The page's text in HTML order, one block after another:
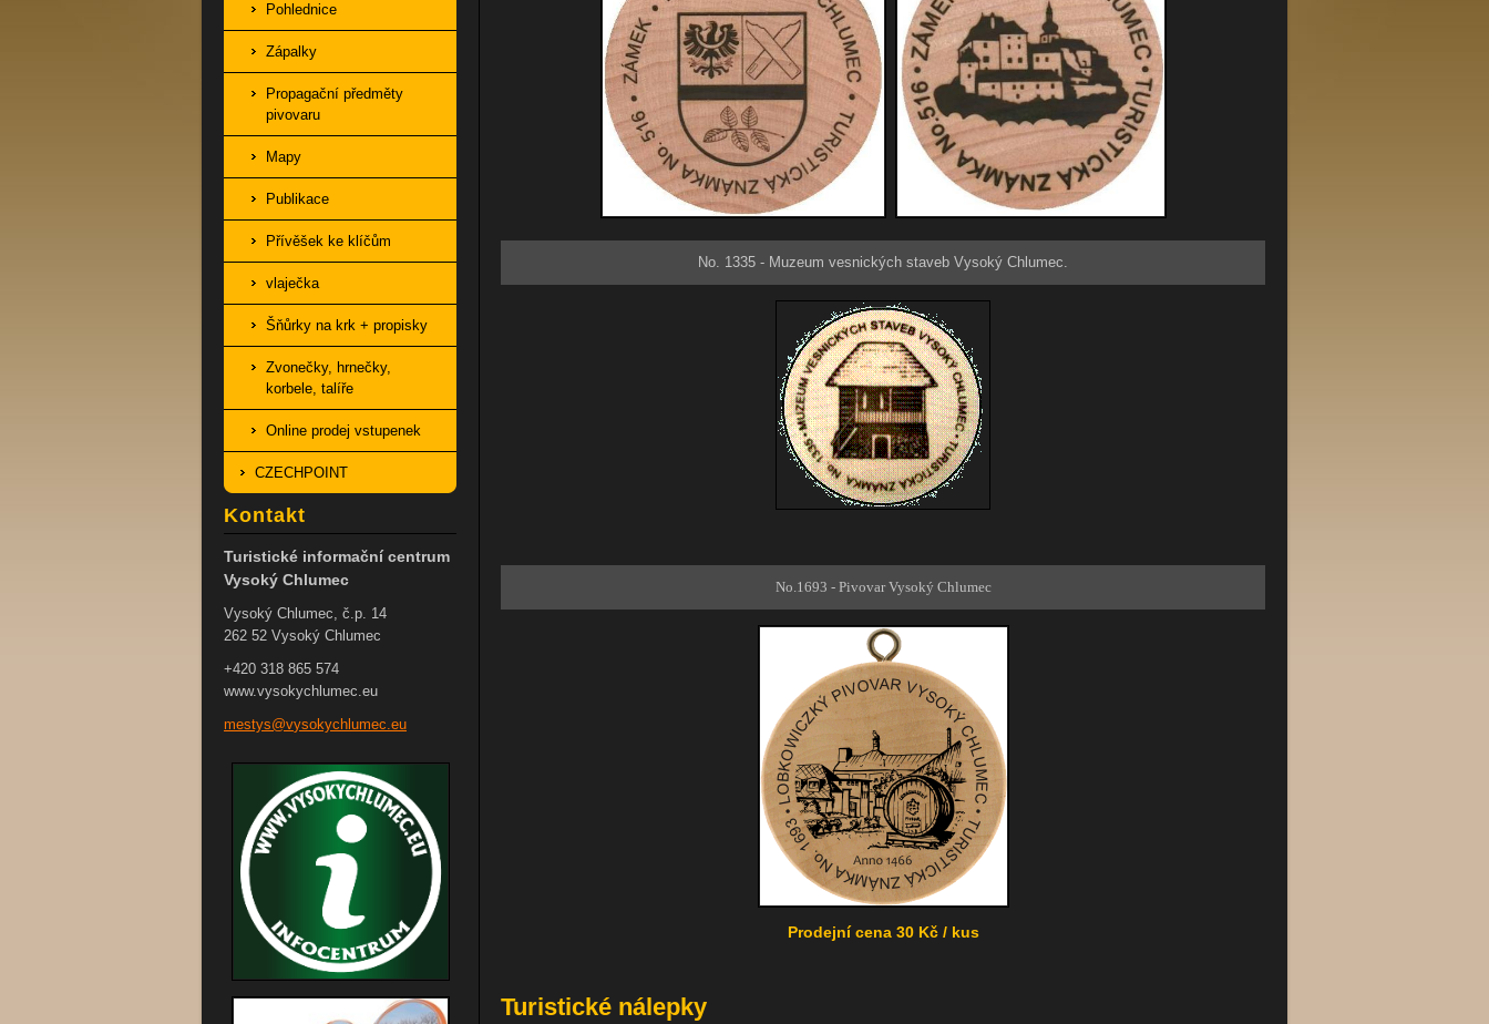
No. 1335 - Muzeum vesnických staveb Vysoký Chlumec.
No.1693 - Pivovar Vysoký Chlumec
Prodejní cena 30 Kč / kus
Turistické nálepky
Pohlednice
Zápalky
Propagační předměty
pivovaru
Mapy
Publikace
Přívěšek ke klíčům
vlaječka
Šňůrky na krk + propisky
Zvonečky, hrnečky,
korbele, talíře
Online prodej vstupenek
CZECHPOINT
Kontakt
Turistické informační centrum
Vysoký Chlumec
Vysoký Chlumec, č.p. 14
262 52 Vysoký Chlumec
+420 318 865 574
www.vysokychlumec.eu
mestys@vysokychl umec.eu